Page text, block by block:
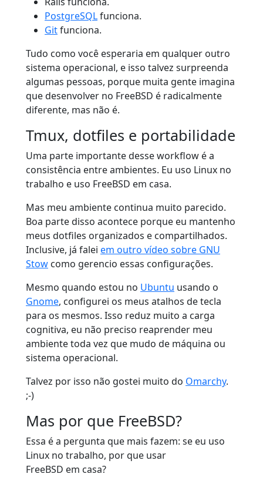
PostgreSQLfunciona.
Gitfunciona.
Tudo como você esperaria em qualquer outro
sistema operacional, e isso talvez surpreenda
algumas pessoas, porque muita gente imagina
que desenvolver no FreeBSD é radicalmente
diferente, mas não é.
Tmux, dotfiles e portabilidade
Uma parte importante desse workflow é a
consistência entre ambientes. Eu uso Linux no
trabalho e uso FreeBSD em casa.
Mas meu ambiente continua muito parecido.
Boa parte disso acontece porque eu mantenho
meus dotfiles organizados e compartilhados.
Inclusive, já falei em outro vídeo sobre GNU
Stow como gerencio essas configurações.
Mesmo quando estou no Ubuntu usando o
Gnome, configurei os meus atalhos de tecla
para os mesmos. Isso reduz muito a carga
cognitiva, eu não preciso reaprender meu
ambiente toda vez que mudo de máquina ou
sistema operacional.
Talvez por isso não gostei muito do Omarchy.
;-)
Mas por que FreeBSD?
Essa é a pergunta que mais fazem: se eu uso
Linux no trabalho, por que usar
FreeBSD em casa?